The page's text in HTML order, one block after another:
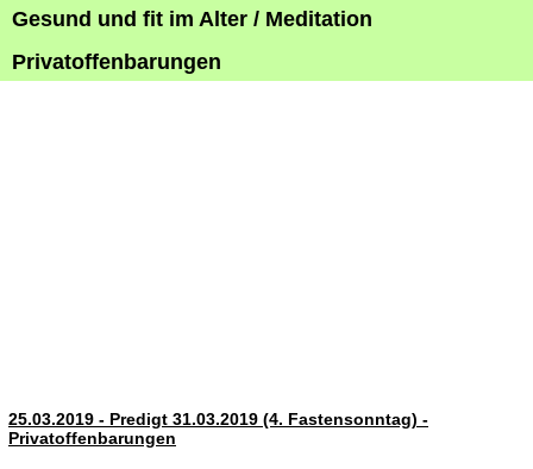
Gesund und fit im Alter / Meditation
Privatoffenbarungen
25.03.2019 - Predigt 31.03.2019 (4. Fastensonntag) -
Privatoffenbarungen